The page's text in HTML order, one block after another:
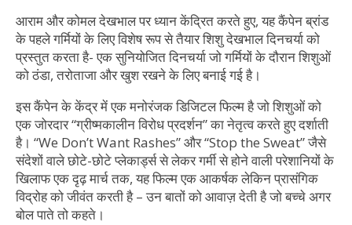
आराम और कोमल देखभाल पर ध्यान केंद्रित करते हुए, यह कैंपेन ब्रांड
के पहले गर्मियों के लिए विशेष रूप से तैयार शिशु देखभाल दिनचर्या को
प्रस्तुत करता है- एक सुनियोजित दिनचर्या जो गर्मियों के दौरान शिशुओं
को ठंडा, तरोताजा और खुश रखने के लिए बनाई गई है।
इस कैंपेन के केंद्र में एक मनोरंजक डिजिटल फिल्म है जो शिशुओं को
एक जोरदार “ग्रीष्मकालीन विरोध प्रदर्शन” का नेतृत्व करते हुए दर्शाती
है। “We Don’t Want Rashes” और “Stop the Sweat” जैसे
संदेशों वाले छोटे-छोटे प्लेकार्ड्स से लेकर गर्मी से होने वाली परेशानियों के
खिलाफ एक दृढ़ मार्च तक, यह फिल्म एक आकर्षक लेकिन प्रासंगिक
विद्रोह को जीवंत करती है – उन बातों को आवाज़ देती है जो बच्चे अगर
बोल पाते तो कहते।